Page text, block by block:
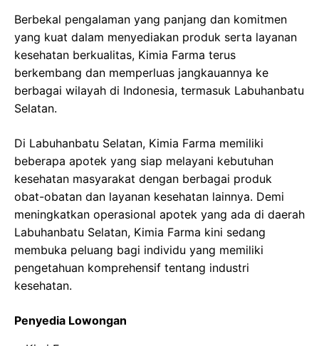
Berbekal pengalaman yang panjang dan komitmen
yang kuat dalam menyediakan produk serta layanan
kesehatan berkualitas, Kimia Farma terus
berkembang dan memperluas jangkauannya ke
berbagai wilayah di Indonesia, termasuk Labuhanbatu
Selatan.
Di Labuhanbatu Selatan, Kimia Farma memiliki
beberapa apotek yang siap melayani kebutuhan
kesehatan masyarakat dengan berbagai produk
obat-obatan dan layanan kesehatan lainnya. Demi
meningkatkan operasional apotek yang ada di daerah
Labuhanbatu Selatan, Kimia Farma kini sedang
membuka peluang bagi individu yang memiliki
pengetahuan komprehensif tentang industri
kesehatan.
Penyedia Lowongan